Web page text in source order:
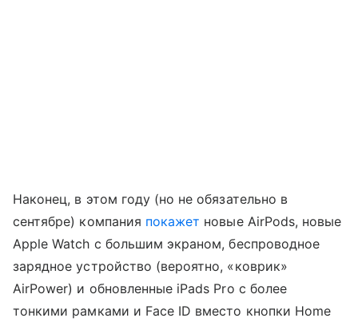
Наконец, в этом году (но не обязательно в
сентябре) компания покажет новые AirPods, новые
Apple Watch с большим экраном, беспроводное
зарядное устройство (вероятно, «коврик»
AirPower) и обновленные iPads Pro с более
тонкими рамками и Face ID вместо кнопки Home